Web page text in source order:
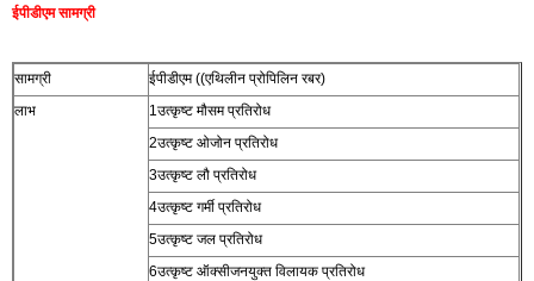
ईपीडीएम सामग्री
सामग्री
ईपीडीएम ((एथिलीन प्रोपिलिन रबर)
लाभ
1उत्कृष्ट मौसम प्रतिरोध
2उत्कृष्ट ओजोन प्रतिरोध
3उत्कृष्ट लौ प्रतिरोध
4उत्कृष्ट गर्मी प्रतिरोध
5उत्कृष्ट जल प्रतिरोध
6उत्कृष्ट ऑक्सीजनयुक्त विलायक प्रतिरोध